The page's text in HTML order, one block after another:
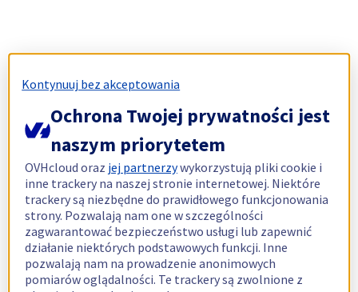
Kontynuuj bez akceptowania
Ochrona Twojej prywatności jest
naszym priorytetem
OVHcloud oraz jej partnerzywykorzystują pliki cookie i
inne trackery na naszej stronie internetowej. Niektóre
trackery są niezbędne do prawidłowego funkcjonowania
strony. Pozwalają nam one w szczególności
zagwarantować bezpieczeństwo usługi lub zapewnić
działanie niektórych podstawowych funkcji. Inne
pozwalają nam na prowadzenie anonimowych
pomiarów oglądalności. Te trackery są zwolnione z